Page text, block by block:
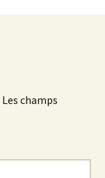
Les champs